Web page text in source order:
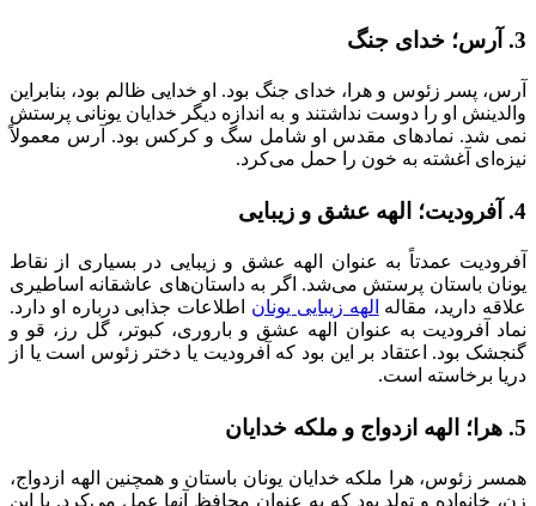
3. آرس؛ خدای جنگ
آرس، پسر زئوس و هرا، خدای جنگ بود. او خدایی ظالم بود، بنابراین
والدینش او را دوست نداشتند و به اندازه دیگر خدایان یونانی پرستش
نمی شد. نمادهای مقدس او شامل سگ و کرکس بود. آرس معمولاً
نیزه‌ای آغشته به خون را حمل می‌کرد.
4. آفرودیت؛ الهه عشق و زیبایی
آفرودیت عمدتاً به عنوان الهه عشق و زیبایی در بسیاری از نقاط
یونان باستان پرستش می‌شد. اگر به داستان‌های عاشقانه اساطیری
علاقه دارید، مقاله الهه زیبایی یونان اطلاعات جذابی درباره او دارد.
نماد آفرودیت به عنوان الهه عشق و باروری، کبوتر، گل رز، قو و
گنجشک بود. اعتقاد بر این بود که آفرودیت یا دختر زئوس است یا از
دریا برخاسته است.
5. هرا؛ الهه ازدواج و ملکه خدایان
همسر زئوس، هرا ملکه خدایان یونان باستان و همچنین الهه ازدواج،
زن، خانواده و تولد بود که به عنوان محافظ آنها عمل می‌کرد. با این